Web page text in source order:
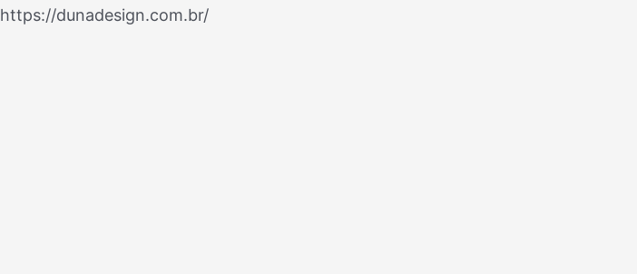
https://dunadesign.com.br/Ir